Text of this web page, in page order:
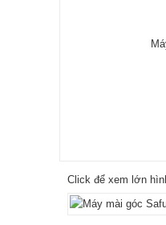
Click để xem lớn